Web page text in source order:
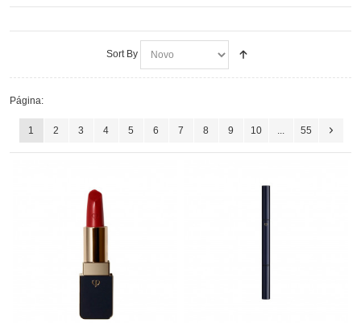
Sort By
Página:
1 2 3 4 5 6 7 8 9 10 ... 55